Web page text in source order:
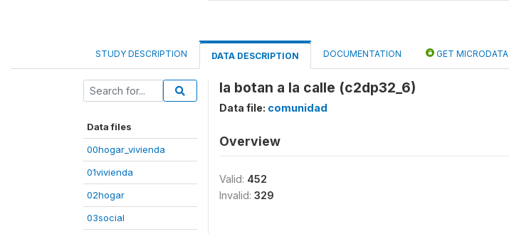
STUDY DESCRIPTION DATA DESCRIPTION DOCUMENTATION GET MICRODATA
Data files
00hogar_vivienda
01vivienda
02hogar
03social
la botan a la calle (c2dp32_6)
Data file: comunidad
Overview
Valid: 452
Invalid: 329